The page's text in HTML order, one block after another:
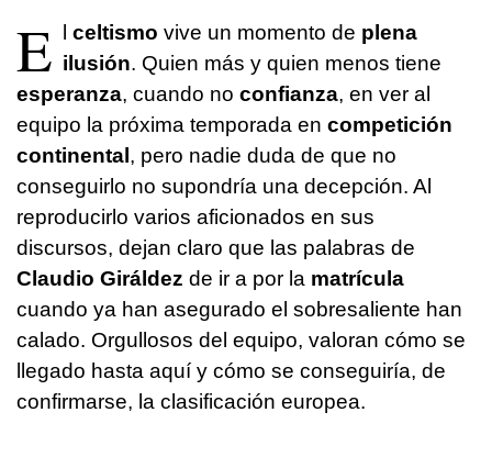
E l celtismo vive un momento de plena
ilusión. Quien más y quien menos tiene
esperanza, cuando no confianza, en ver al
equipo la próxima temporada en competición
continental, pero nadie duda de que no
conseguirlo no supondría una decepción. Al
reproducirlo varios aficionados en sus
discursos, dejan claro que las palabras de
Claudio Giráldez de ir a por la matrícula
cuando ya han asegurado el sobresaliente han
calado. Orgullosos del equipo, valoran cómo se
llegado hasta aquí y cómo se conseguiría, de
confirmarse, la clasificación europea.